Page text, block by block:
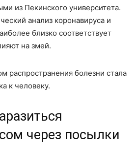
из Пекинского университета.
анализ коронавируса и
близко соответствует
на змей.
распространения болезни стала
к человеку.
через посылки